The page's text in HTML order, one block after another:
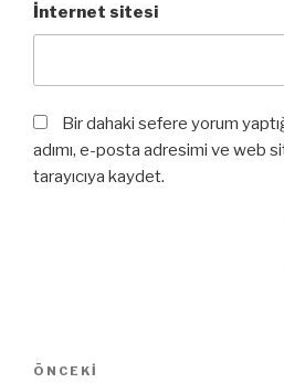
İnternet sitesi
Bir dahaki sefere yorum
adımı, e-posta adresimi ve web
tarayıcıya kaydet.
Yazı
Önceki
ÖNCEKI